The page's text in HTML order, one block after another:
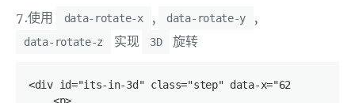
7.使用 data-rotate-x , data-rotate-y ,
data-rotate-z 实现 3D 旋转
<div id="its-in-3d" class="step" data-x="6200" data-